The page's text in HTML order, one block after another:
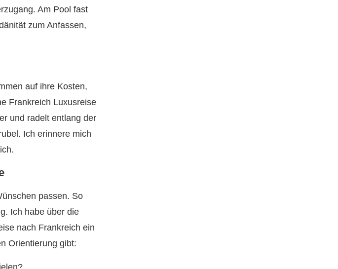
Am Pool fast
zum Anfassen,
auf ihre Kosten,
Frankreich Luxusreise
und radelt entlang der
Ich erinnere mich
passen. So
Ich habe über die
nach Frankreich ein
Orientierung gibt: